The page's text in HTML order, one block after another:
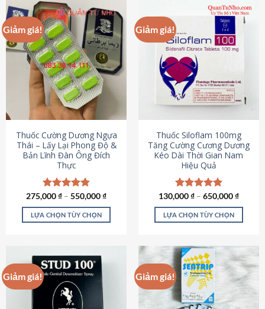
này
có
nhiều
biến
thể.
Các
tùy
chọn
có
thể
chọn
trên
trang
sản
phẩm
này
nhiều
biến
tùy
chọn
có
được
chọn
trên
trang
sản
phẩm
Giảm giá!
Thuốc Cường Dương Ngựa
Thái – Lấy Lại Phong Độ &
Bản Lĩnh Đàn Ông Đích
Thực
Được xếp
hạng4.87
5 sao
275,000₫ – 550,000₫
LỰA CHỌN TÙY CHỌN
có
nhiều
biến
thể.
Giảm giá!
Thuốc Siloflam 100mg
Tăng Cường Cương Dương
Kéo Dài Thời Gian Nam
Hiệu Quả
Được xếp
hạng5.00
5 sao
130,000₫ – 650,000₫
LỰA CHỌN TÙY CHỌN
này
có
nhiều
biến
thể.
Giảm giá! Giảm giá!